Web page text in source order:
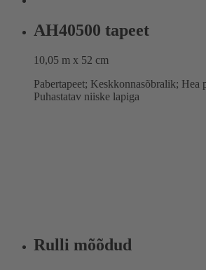
AH40500 tapeet
10,05 m x 52 cm
Pabertapeet; Keskkonnasõbralik; Hea
Puhastatav niiske lapiga
Rulli mõõdud